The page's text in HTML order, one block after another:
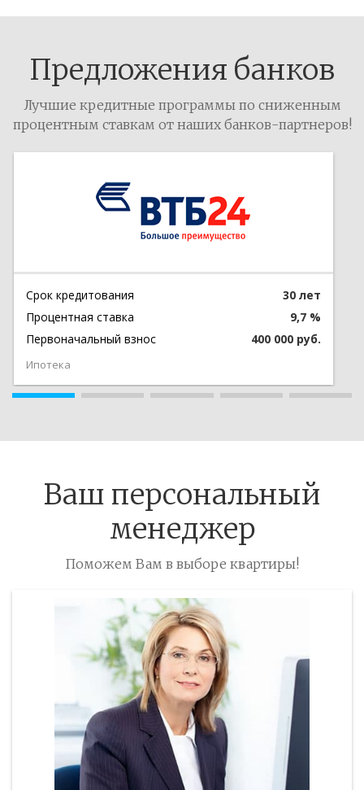
Предложения банков
Лучшие кредитные программы по сниженным
процентным ставкам от наших банков-партнеров!
Срок кредитования
30 лет
Процентная ставка
9,7 %
Первоначальный взнос
400 000 руб.
Ипотека
Ваш персональный
менеджер
Поможем Вам в выборе квартиры!